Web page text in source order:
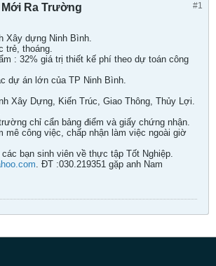
#1
Ra Trường
Xây dựng Ninh Bình.
trẻ, thoáng.
: 32% giá trị thiết kế phí theo dự toán công
dự án lớn của TP Ninh Bình.
Xây Dựng, Kiến Trúc, Giao Thông, Thủy Lợi.
chỉ cẩn bảng điểm và giấy chứng nhận.
mê công việc, chấp nhận làm việc ngoài giờ
bạn sinh viên về thực tập Tốt Nghiệp.
. ĐT :030.219351 gặp anh Nam